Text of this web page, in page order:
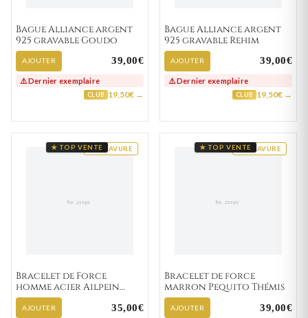
Bague Alliance argent
925 gravable Goudo
AJOUTER 39,00€
⚠️ Dernier exemplaire
CLUB 19,50€ →
Bague Alliance argent
925 gravable Rehim
AJOUTER 39,00€
⚠️ Dernier exemplaire
CLUB 19,50€ →
GRAVURE
★ TOP VENTE
Bracelet de Force
homme acier Ailpein
Gulglielmo marron
AJOUTER 35,00€
GRAVURE
★ TOP VENTE
Bracelet de force
marron Pequito Thémis
AJOUTER 39,00€